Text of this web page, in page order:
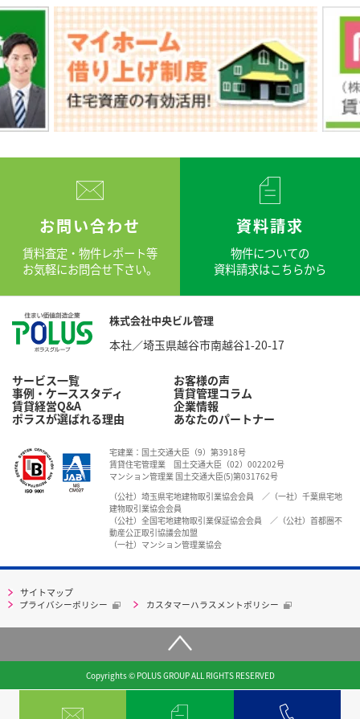
お問い合わせ
賃料査定・物件レポート等
お気軽にお問合せ下さい。
資料請求
物件についての
資料請求はこちらから
株式会社中央ビル管理
本社／埼玉県越谷市南越谷1-20-17
サービス一覧
事例・ケーススタディ
賃貸経営Q&A
ポラスが選ばれる理由
お客様の声
賃貸管理コラム
企業情報
あなたのパートナー
宅建業：国土交通大臣（9）第3918号
賃貸住宅管理業 国土交通大臣（02）002202号
マンション管理業 国土交通大臣(5)第031762号
（公社）埼玉県宅地建物取引業協会会員 ／（一社）千葉県宅地
建物取引業協会会員
（公社）全国宅地建物取引業保証協会会員 ／（公社）首都圏不
動産公正取引協議会加盟
（一社）マンション管理業協会
サイトマップ
プライバシーポリシー カスタマーハラスメントポリシー
Copyrights © POLUS GROUP ALL RIGHTS RESERVED